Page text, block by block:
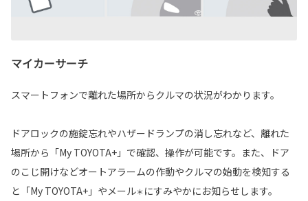
マイカーサーチ
スマートフォンで離れた場所からクルマの状況がわかります。
ドアロックの施錠忘れやハザードランプの消し忘れなど、離れた
場所から「My TOYOTA+」で確認、操作が可能です。また、ドア
のこじ開けなどオートアラームの作動やクルマの始動を検知する
と「My TOYOTA+」やメール＊ にすみやかにお知らせします。